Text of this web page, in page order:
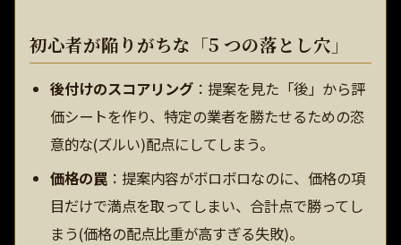
初心者が陥りがちな「5 つの落とし穴」
後付けのスコアリング：提案を見た「後」から評
価シートを作り、特定の業者を勝たせるための恣
意的な(ズルい)配点にしてしまう。
価格の罠：提案内容がボロボロなのに、価格の項
目だけで満点を取ってしまい、合計点で勝ってし
まう(価格の配点比重が高すぎる失敗)。